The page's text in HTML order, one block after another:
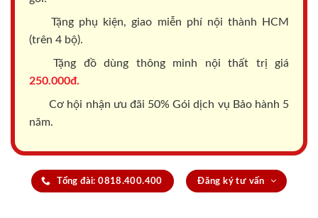
Tặng phụ kiện, giao miễn phí nội thành HCM
(trên 4 bộ).
Tặng đồ dùng thông minh nội thất trị giá
250.000đ.
Cơ hội nhận ưu đãi 50% Gói dịch vụ Bảo hành 5
năm.
Tổng đài: 0818.400.400 Đăng ký tư vấn